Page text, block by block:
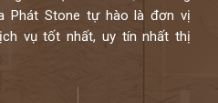
Phát Stone tự hào là đơn vị
vụ tốt nhất, uy tín nhất thị